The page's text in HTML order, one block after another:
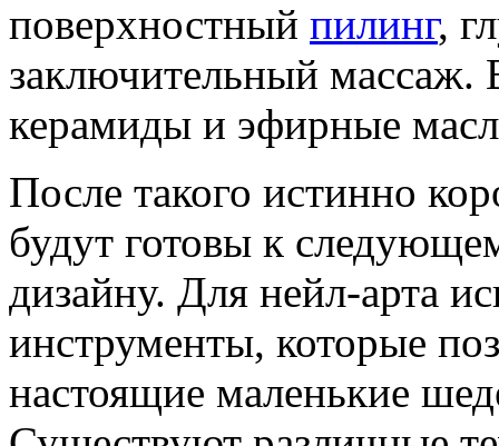
поверхностный пилинг,
заключительный массаж.
керамиды и эфирные
После такого истинно
будут готовы к
дизайну. Для нейл-арта
инструменты, которые
настоящие маленькие